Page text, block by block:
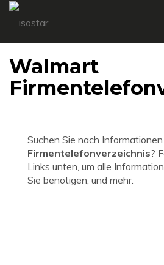
Walmart
Suchen Sie nach
Firmentelefonverzeichnis?
Links unten, um alle
Sie benötigen, und mehr.